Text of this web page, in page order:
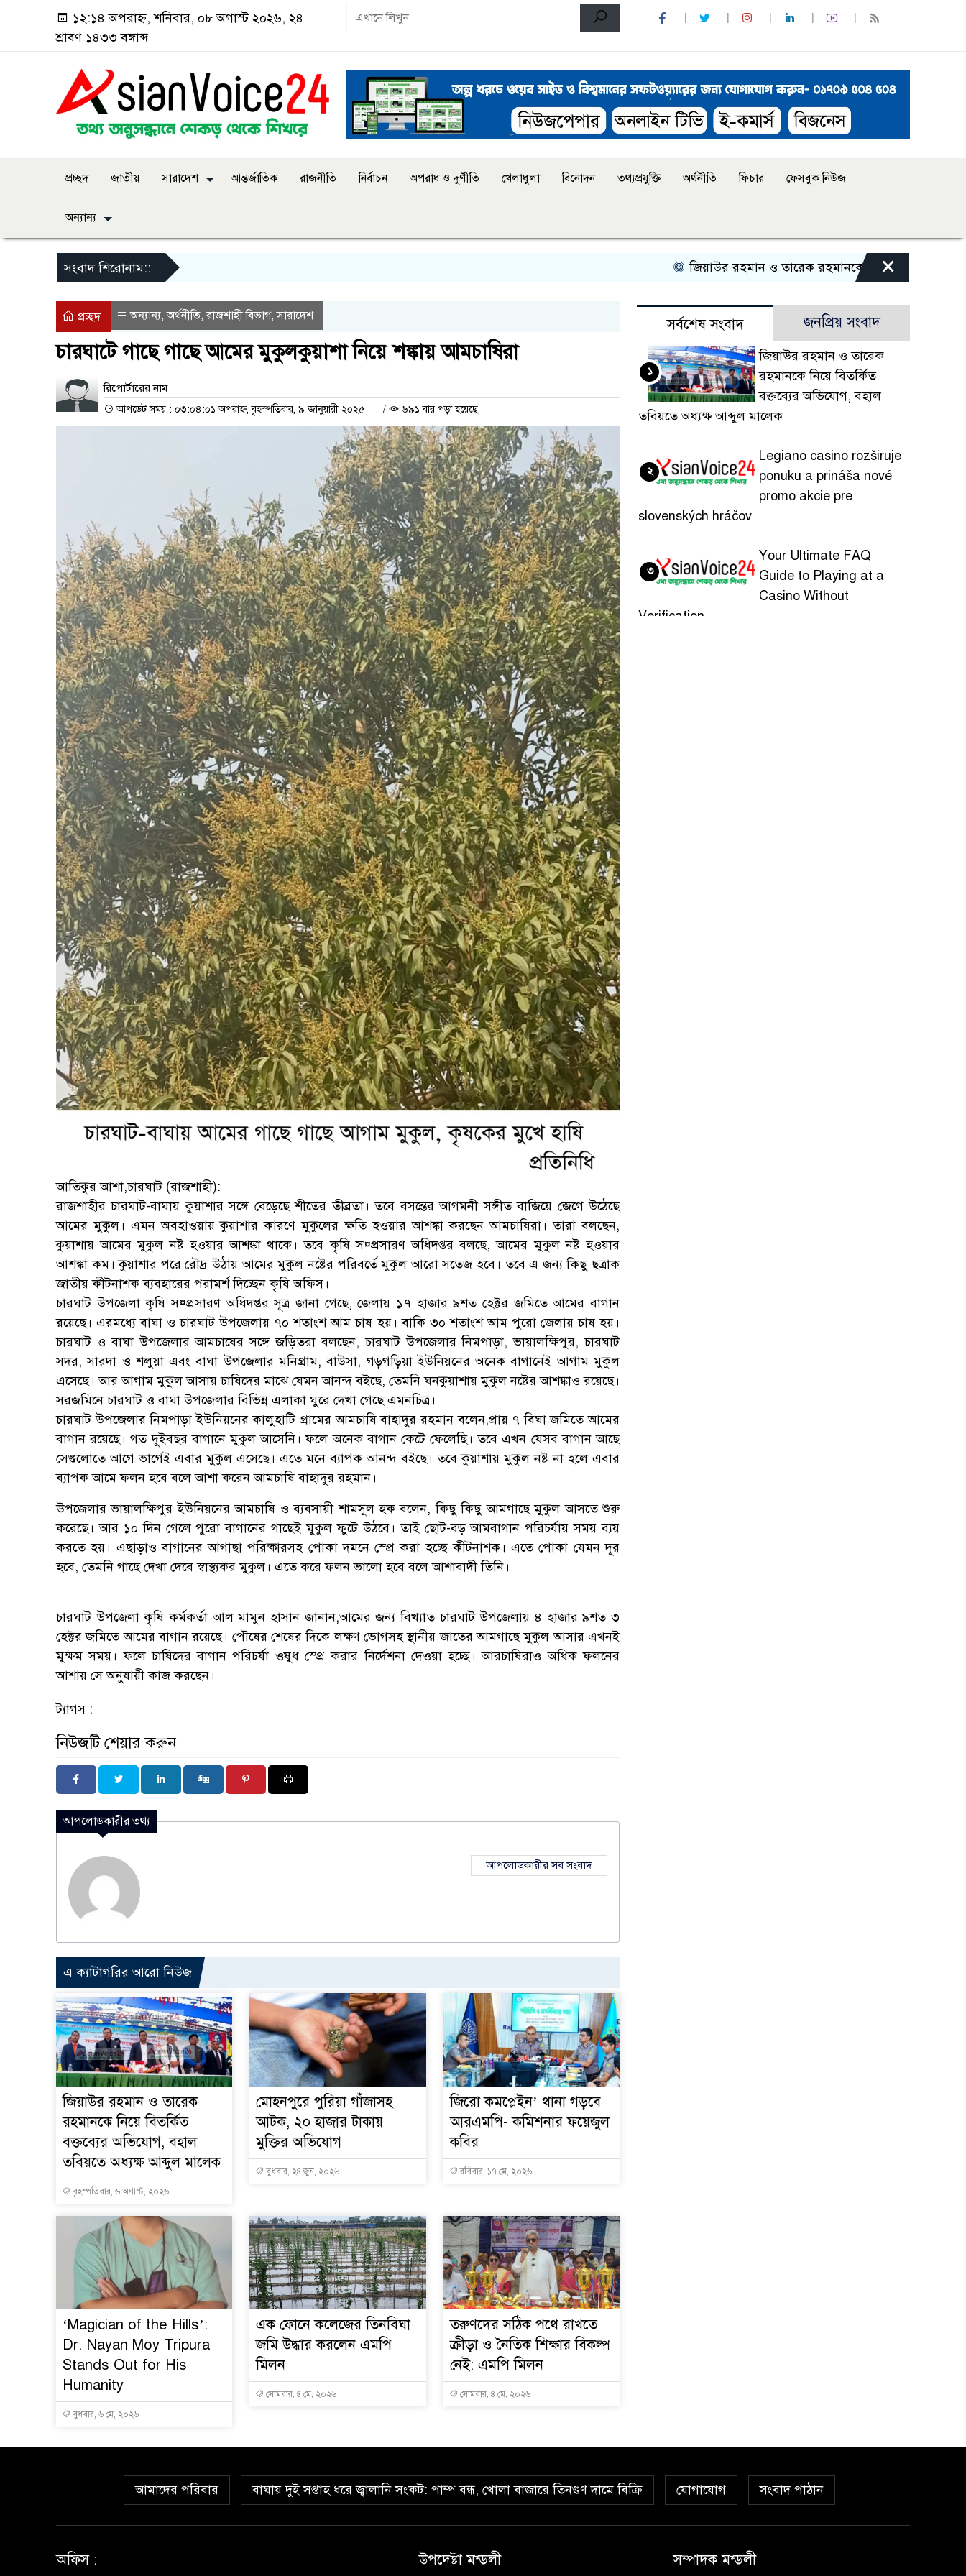
১২:১৪ অপরাহ্ন, শনিবার, ০৮ অগাস্ট ২০২৬, ২৪
শ্রাবণ ১৪৩৩ বঙ্গাব্দ
প্রচ্ছদ জাতীয় সারাদেশ আন্তর্জাতিক রাজনীতি নির্বাচন অপরাধ ও দুর্ণীতি খেলাধুলা বিনোদন তথ্যপ্রযুক্তি অর্থনীতি ফিচার ফেসবুক নিউজ
অন্যান্য
সংবাদ শিরোনাম:: জিয়াউর রহমান ও তারেক রহমানকে নিয়ে বিতর্কিত বক্তব্যের
×
প্রচ্ছদ অন্যান্য ,অর্থনীতি ,রাজশাহী বিভাগ,সারাদেশ
চারঘাটে গাছে গাছে আমের মুকুলকুয়াশা নিয়ে শঙ্কায় আমচাষিরা
রিপোর্টারের নাম
আপডেট সময় : ০৩:০৪:০১ অপরাহ্ন, বৃহস্পতিবার, ৯ জানুয়ারী ২০২৫ / ৬৯১ বার পড়া হয়েছে
আতিকুর আশা,চারঘাট (রাজশাহী):
রাজশাহীর চারঘাট-বাঘায় কুয়াশার সঙ্গে বেড়েছে শীতের তীব্রতা। তবে বসন্তের আগমনী সঙ্গীত বাজিয়ে জেগে উঠেছে
আমের মুকুল। এমন অবহাওয়ায় কুয়াশার কারণে মুকুলের ক্ষতি হওয়ার আশঙ্কা করছেন আমচাষিরা। তারা বলছেন,
কুয়াশায় আমের মুকুল নষ্ট হওয়ার আশঙ্কা থাকে। তবে কৃষি স¤প্রসারণ অধিদপ্তর বলছে, আমের মুকুল নষ্ট হওয়ার
আশঙ্কা কম। কুয়াশার পরে রৌদ্র উঠায় আমের মুকুল নষ্টের পরিবর্তে মুকুল আরো সতেজ হবে। তবে এ জন্য কিছু ছত্রাক
জাতীয় কীটনাশক ব্যবহারের পরামর্শ দিচ্ছেন কৃষি অফিস।
চারঘাট উপজেলা কৃষি স¤প্রসারণ অধিদপ্তর সূত্র জানা গেছে, জেলায় ১৭ হাজার ৯শত হেক্টর জমিতে আমের বাগান
রয়েছে। এরমধ্যে বাঘা ও চারঘাট উপজেলায় ৭০ শতাংশ আম চাষ হয়। বাকি ৩০ শতাংশ আম পুরো জেলায় চাষ হয়।
চারঘাট ও বাঘা উপজেলার আমচাষের সঙ্গে জড়িতরা বলছেন, চারঘাট উপজেলার নিমপাড়া, ভায়ালক্ষিপুর, চারঘাট
সদর, সারদা ও শলুয়া এবং বাঘা উপজেলার মনিগ্রাম, বাউসা, গড়গড়িয়া ইউনিয়নের অনেক বাগানেই আগাম মুকুল
এসেছে। আর আগাম মুকুল আসায় চাষিদের মাঝে যেমন আনন্দ বইছে, তেমনি ঘনকুয়াশায় মুকুল নষ্টের আশঙ্কাও রয়েছে।
সরজমিনে চারঘাট ও বাঘা উপজেলার বিভিন্ন এলাকা ঘুরে দেখা গেছে এমনচিত্র।
চারঘাট উপজেলার নিমপাড়া ইউনিয়নের কালুহাটি গ্রামের আমচাষি বাহাদুর রহমান বলেন,প্রায় ৭ বিঘা জমিতে আমের
বাগান রয়েছে। গত দুইবছর বাগানে মুকুল আসেনি। ফলে অনেক বাগান কেটে ফেলেছি। তবে এখন যেসব বাগান আছে
সেগুলোতে আগে ভাগেই এবার মুকুল এসেছে। এতে মনে ব্যাপক আনন্দ বইছে। তবে কুয়াশায় মুকুল নষ্ট না হলে এবার
ব্যাপক আমে ফলন হবে বলে আশা করেন আমচাষি বাহাদুর রহমান।
উপজেলার ভায়ালক্ষিপুর ইউনিয়নের আমচাষি ও ব্যবসায়ী শামসুল হক বলেন, কিছু কিছু আমগাছে মুকুল আসতে শুরু
করেছে। আর ১০ দিন গেলে পুরো বাগানের গাছেই মুকুল ফুটে উঠবে। তাই ছোট-বড় আমবাগান পরিচর্যায় সময় ব্যয়
করতে হয়। এছাড়াও বাগানের আগাছা পরিষ্কারসহ পোকা দমনে স্প্রে করা হচ্ছে কীটনাশক। এতে পোকা যেমন দূর
হবে, তেমনি গাছে দেখা দেবে স্বাস্থ্যকর মুকুল। এতে করে ফলন ভালো হবে বলে আশাবাদী তিনি।
চারঘাট উপজেলা কৃষি কর্মকর্তা আল মামুন হাসান জানান,আমের জন্য বিখ্যাত চারঘাট উপজেলায় ৪ হাজার ৯শত ৩
হেক্টর জমিতে আমের বাগান রয়েছে। পৌষের শেষের দিকে লক্ষণ ভোগসহ স্থানীয় জাতের আমগাছে মুকুল আসার এখনই
মুক্ষম সময়। ফলে চাষিদের বাগান পরিচর্যা ওষুধ স্প্রে করার নির্দেশনা দেওয়া হচ্ছে। আরচাষিরাও অধিক ফলনের
আশায় সে অনুযায়ী কাজ করছেন।
ট্যাগস :
নিউজটি শেয়ার করুন
আপলোডকারীর তথ্য
আপলোডকারীর সব সংবাদ
এ ক্যাটাগরির আরো নিউজ
জিয়াউর রহমান ও তারেক
রহমানকে নিয়ে বিতর্কিত
বক্তব্যের অভিযোগ, বহাল
তবিয়তে অধ্যক্ষ আব্দুল মালেক
বৃহস্পতিবার, ৬ অগাস্ট, ২০২৬
মোহনপুরে পুরিয়া গাঁজাসহ
আটক, ২০ হাজার টাকায়
মুক্তির অভিযোগ
বুধবার, ২৪ জুন, ২০২৬
জিরো কমপ্লেইন’ থানা গড়বে
আরএমপি- কমিশনার ফয়েজুল
কবির
রবিবার, ১৭ মে, ২০২৬
‘Magician of the Hills’:
Dr. Nayan Moy Tripura
Stands Out for His
Humanity
বুধবার, ৬ মে, ২০২৬
এক ফোনে কলেজের তিনবিঘা
জমি উদ্ধার করলেন এমপি
মিলন
সোমবার, ৪ মে, ২০২৬
তরুণদের সঠিক পথে রাখতে
ক্রীড়া ও নৈতিক শিক্ষার বিকল্প
নেই: এমপি মিলন
সোমবার, ৪ মে, ২০২৬
সর্বশেষ সংবাদ জনপ্রিয় সংবাদ
জিয়াউর রহমান ও তারেক
রহমানকে নিয়ে বিতর্কিত
বক্তব্যের অভিযোগ, বহাল
তবিয়তে অধ্যক্ষ আব্দুল মালেক
১
Legiano casino rozširuje
ponuku a prináša nové
promo akcie pre
slovenských hráčov
২
Your Ultimate FAQ
Guide to Playing at a
Casino Without
Verification
৩
আমাদের পরিবার বাঘায় দুই সপ্তাহ ধরে জ্বালানি সংকট: পাম্প বন্ধ, খোলা বাজারে তিনগুণ দামে বিক্রি যোগাযোগ সংবাদ পাঠান
অফিস : উপদেষ্টা মন্ডলী সম্পাদক মন্ডলী